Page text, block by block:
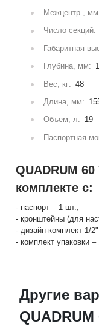
Межцентр.,
Число секций:
Габаритная
Глубина, мм:
Вес, кг: 48
Длина, мм:
Объем, л: 19
Паспортная
QUADRUM
комплекте с:
- паспорт – 1 шт.;
- кронштейны (для
- дизайн-комплект 1/
- комплект упаковки
Другие
QUADRUM